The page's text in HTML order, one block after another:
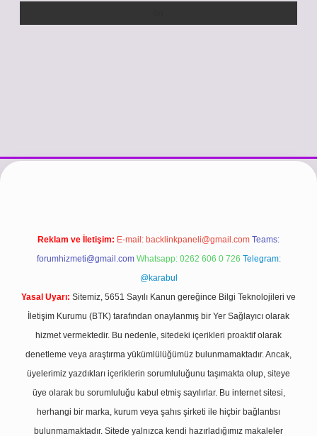
vdcasino güncel girişhttps://www.betexper.xyz/betci.cobetci
Reklam ve İletişim: E-mail: backlinkpaneli@gmail.com Teams:
forumhizmeti@gmail.com Whatsapp: 0262 606 0 726 Telegram:
@karabul
Yasal Uyarı: Sitemiz, 5651 Sayılı Kanun gereğince Bilgi Teknolojileri ve
İletişim Kurumu (BTK) tarafından onaylanmış bir Yer Sağlayıcı olarak
hizmet vermektedir. Bu nedenle, sitedeki içerikleri proaktif olarak
denetleme veya araştırma yükümlülüğümüz bulunmamaktadır. Ancak,
üyelerimiz yazdıkları içeriklerin sorumluluğunu taşımakta olup, siteye
üye olarak bu sorumluluğu kabul etmiş sayılırlar. Bu internet sitesi,
herhangi bir marka, kurum veya şahıs şirketi ile hiçbir bağlantısı
bulunmamaktadır. Sitede yalnızca kendi hazırladığımız makaleler